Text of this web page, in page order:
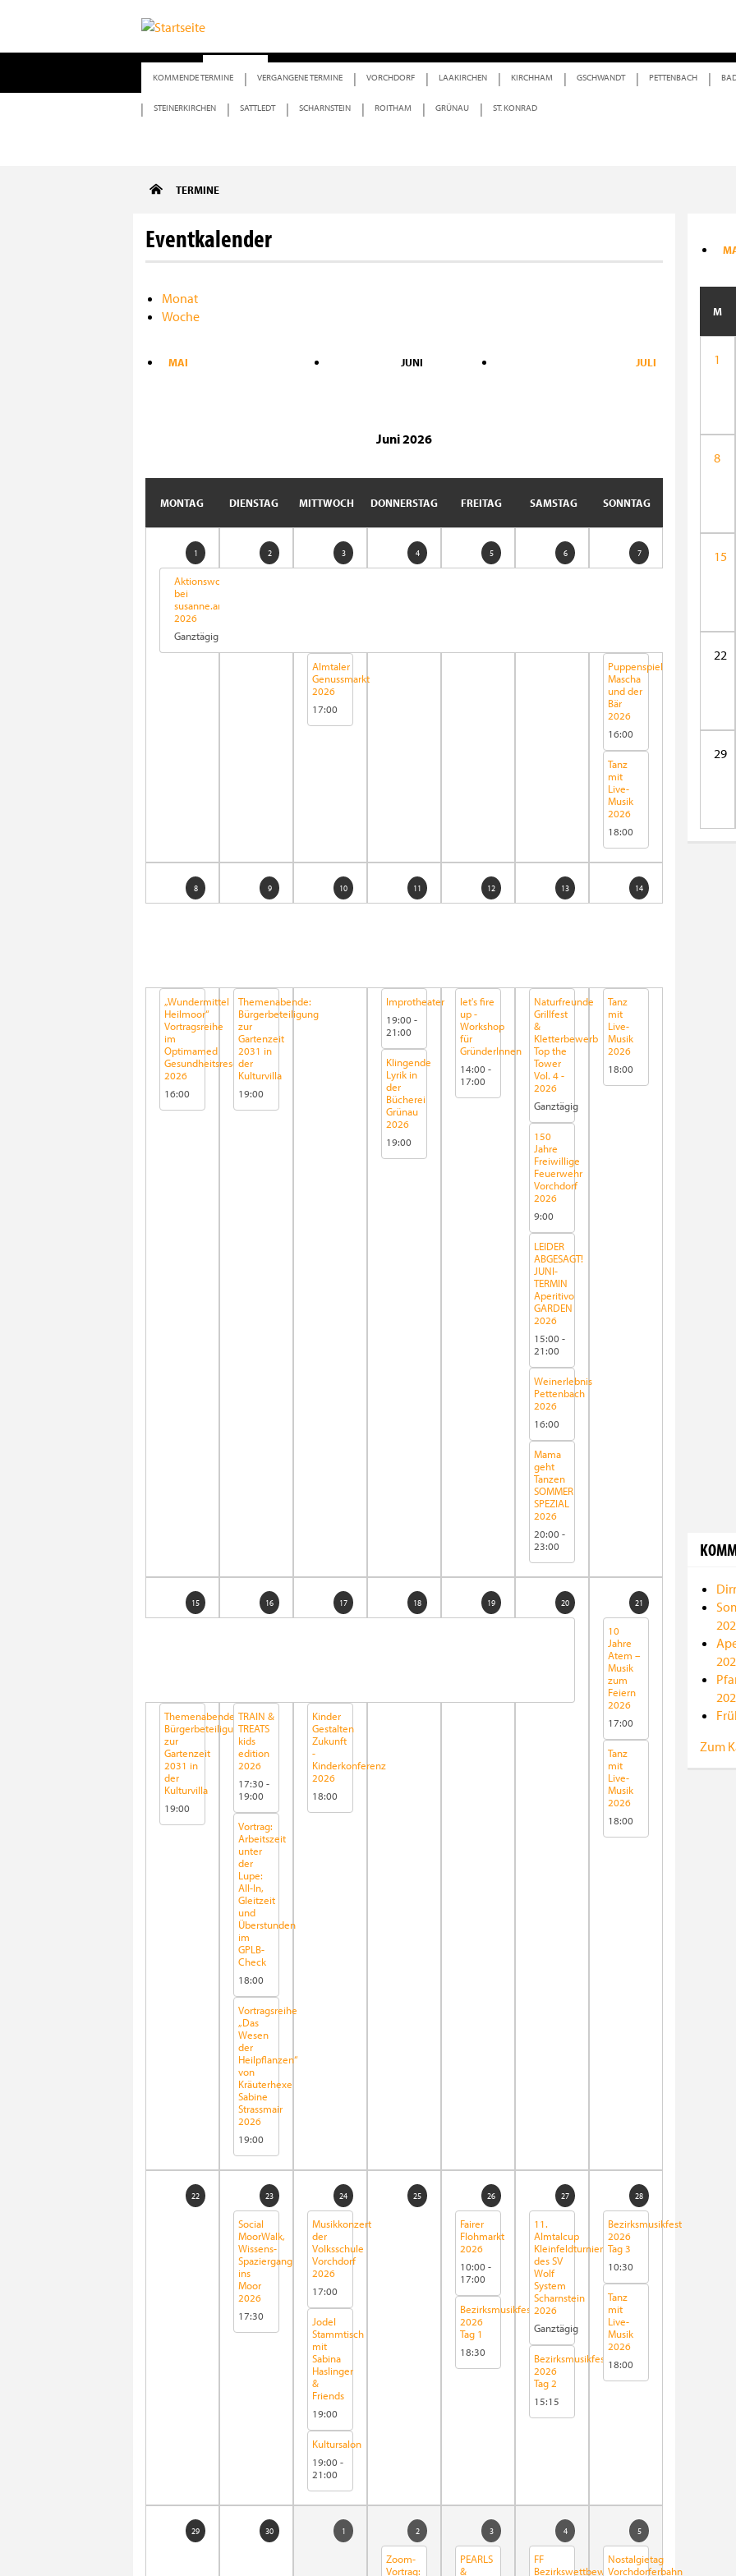
START TERMINE
KOMMENDE TERMINE VERGANGENE TERMINE VORCHDORF LAAKIRCHEN KIRCHHAM GSCHWANDT PETTENBACH
STEINERKIRCHEN SATTLEDT SCHARNSTEIN ROITHAM GRÜNAU ST. KONRAD
BERICHTE E-PAPER TIPP WERBERING FIRMEN VEREINE
TERMINE
Eventkalender
Monat
Woche
MAI JUNI JULI
Juni 2026
MONTAG DIENSTAG MITTWOCH DONNERSTAG FREITAG SAMSTAG SONNTAG
1
Aktionswochen
bei
susanne.anziehend
2026
Ganztägig
2 3
Almtaler
Genussmarkt
2026
17:00
4 5 6 7
Puppenspiel
Mascha
und der
Bär
2026
16:00
Tanz
mit
Live-
Musik
2026
18:00
8
„Wundermittel
Heilmoor“
Vortragsreihe
im
Optimamed
Gesundheitsresort
2026
16:00
9
Themenabende:
Bürgerbeteiligung
zur
Gartenzeit
2031 in
der
Kulturvilla
19:00
10 11
Improtheater
19:00-
21:00
Klingende
Lyrik in
der
Bücherei
Grünau
2026
19:00
12
let's fire
up -
Workshop
für
GründerInnen
14:00-
17:00
13
Naturfreunde
Grillfest
&
Kletterbewerb
Top the
Tower
Vol. 4 -
2026
Ganztägig
150
Jahre
Freiwillige
Feuerwehr
Vorchdorf
2026
9:00
LEIDER
ABGESAGT!
JUNI-
TERMIN
Aperitivo
GARDEN
2026
15:00-
21:00
Weinerlebnis
Pettenbach
2026
16:00
Mama
geht
Tanzen
SOMMER
SPEZIAL
2026
20:00-
23:00
14
Tanz
mit
Live-
Musik
2026
18:00
15
Themenabende:
Bürgerbeteiligung
zur
Gartenzeit
2031 in
der
Kulturvilla
19:00
16
TRAIN &
TREATS
kids
edition
2026
17:30-
19:00
Vortrag:
Arbeitszeit
unter
der
Lupe:
All-In,
Gleitzeit
und
Überstunden
im
GPLB-
Check
18:00
Vortragsreihe
„Das
Wesen
der
Heilpflanzen“
von
Kräuterhexe
Sabine
Strassmair
2026
19:00
17
Kinder
Gestalten
Zukunft
-
Kinderkonferenz
2026
18:00
18 19 20 21
10
Jahre
Atem –
Musik
zum
Feiern
2026
17:00
Tanz
mit
Live-
Musik
2026
18:00
22 23
Social
MoorWalk,
Wissens-
Spaziergang
ins
Moor
2026
17:30
24
Musikkonzert
der
Volksschule
Vorchdorf
2026
17:00
Jodel
Stammtisch
mit
Sabina
Haslinger
&
Friends
19:00
Kultursalon
19:00-
21:00
25 26
Fairer
Flohmarkt
2026
10:00-
17:00
Bezirksmusikfest
2026
Tag 1
18:30
27
11.
Almtalcup
Kleinfeldturnier
des SV
Wolf
System
Scharnstein
2026
Ganztägig
Bezirksmusikfest
2026
Tag 2
15:15
28
Bezirksmusikfest
2026
Tag 3
10:30
Tanz
mit
Live-
Musik
2026
18:00
29 30 1 2
Zoom-
Vortrag:
3
PEARLS
&
4
FF
Bezirkswettbewerb
5
Nostalgietag
Vorchdorferbahn
M
1
8
15
22
29
Zum